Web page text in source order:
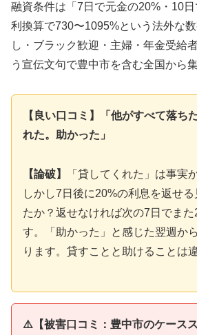
融資条件は「7日で元金の20%・10
利換算で730〜1095%という法外な
し・ブラック歓迎・主婦・年金受給
う宣伝文句で豊中市を含む全国から
【良い口コミ】「他がすべて落ち
れた。助かった」
【論破】
「貸してくれた」は事実
しかし7日後に20%の利息を返せ
たか？返せなければ次の7日でまた
す。「助かった」と感じた翌週か
ります。貸すことと助けることは
⚠️【被害口コミ：豊中市のケースス